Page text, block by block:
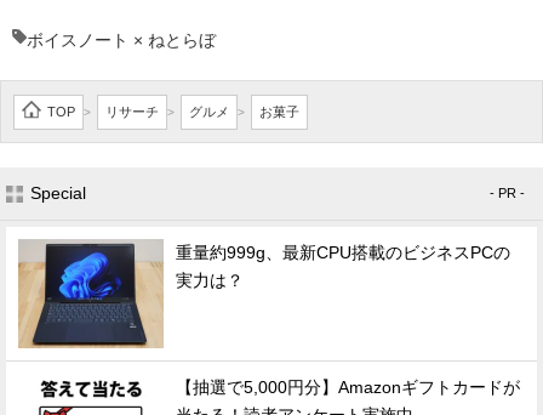
ボイスノート × ねとらぼ
TOP > リサーチ > グルメ > お菓子
Special - PR -
重量約999g、最新CPU搭載のビジネスPCの
実力は？
【抽選で5,000円分】Amazonギフトカードが